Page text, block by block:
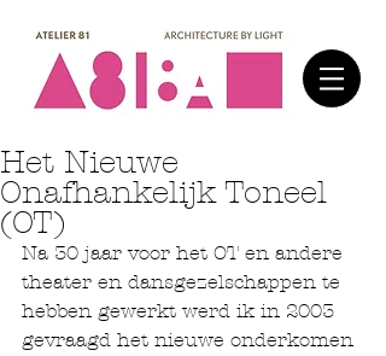
Het Nieuwe
Onafhankelijk Toneel
(OT)
Na 30 jaar voor het OT en andere
theater en dansgezelschappen te
hebben gewerkt werd ik in 2003
gevraagd het nieuwe onderkomen